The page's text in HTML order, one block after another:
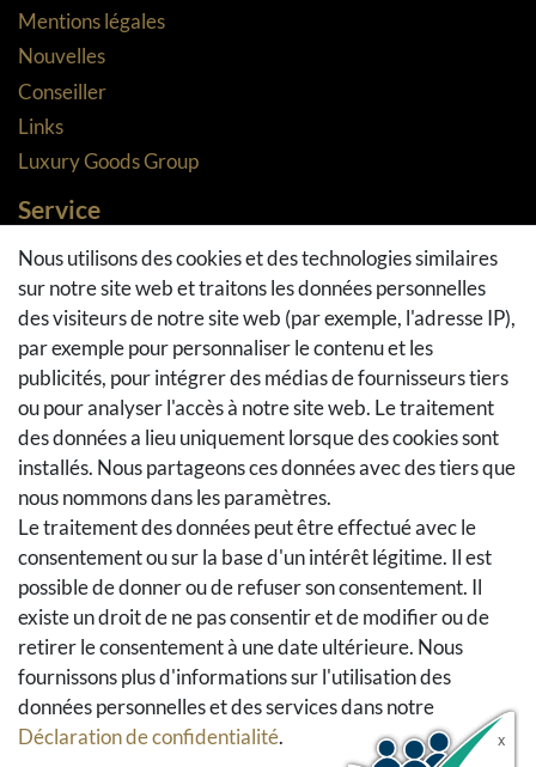
Mentions légales
Nouvelles
Conseiller
Links
Luxury Goods Group
Service
Méthodes de paiement
Méthodes et coûts de transport
Droit de rétractation
Retours
Se rétracter du contrat
Panier d'achat
A la caisse
Aide
Social Media
Facebook
Instagram
Pinterest
Youtube
Houzz
Nous utilisons des cookies et des technologies similaires
sur notre site web et traitons les données personnelles
des visiteurs de notre site web (par exemple, l'adresse IP),
par exemple pour personnaliser le contenu et les
publicités, pour intégrer des médias de fournisseurs tiers
ou pour analyser l'accès à notre site web. Le traitement
des données a lieu uniquement lorsque des cookies sont
installés. Nous partageons ces données avec des tiers que
nous nommons dans les paramètres.
Le traitement des données peut être effectué avec le
consentement ou sur la base d'un intérêt légitime. Il est
possible de donner ou de refuser son consentement. Il
existe un droit de ne pas consentir et de modifier ou de
retirer le consentement à une date ultérieure. Nous
fournissons plus d'informations sur l'utilisation des
données personnelles et des services dans notre
Déclaration de confidentialité.